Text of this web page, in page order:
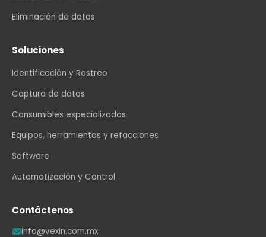
Eliminación de datos
Soluciones
Identificación y Rastreo
Captura de datos
Consumibles especializados
Equipos, herramientas y refacciones
Software
Automatización y Control
Contáctenos
info@vexin.com.mx